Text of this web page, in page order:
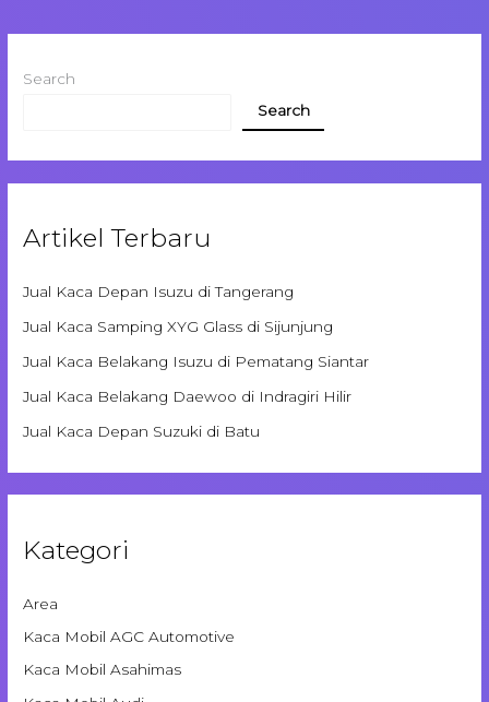
Search
Search
Artikel Terbaru
Jual Kaca Depan Isuzu di Tangerang
Jual Kaca Samping XYG Glass di Sijunjung
Jual Kaca Belakang Isuzu di Pematang Siantar
Jual Kaca Belakang Daewoo di Indragiri Hilir
Jual Kaca Depan Suzuki di Batu
Kategori
Area
Kaca Mobil AGC Automotive
Kaca Mobil Asahimas